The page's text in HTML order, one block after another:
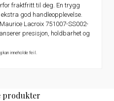
fraktfritt til deg. En trygg
god handleopplevelse.
Lacroix 751007-SS002-
presisjon, holdbarhet og
kan inneholde feil.
produkter